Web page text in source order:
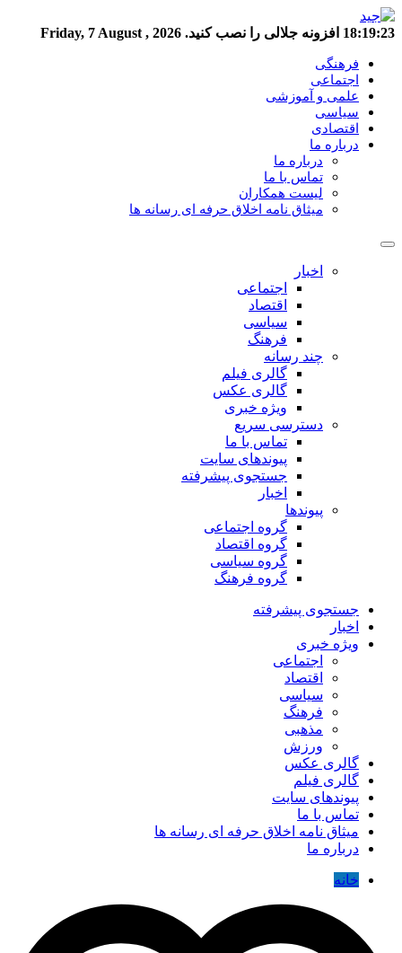
18:19:23 افزونه جلالی را نصب کنید. Friday, 7 August , 2026
فرهنگی
اجتماعی
علمی و آموزشی
سیاسی
اقتصادی
درباره ما
درباره ما
تماس با ما
لیست همکاران
میثاق نامه اخلاق حرفه ای رسانه ها
اخبار
اجتماعی
اقتصاد
سیاسی
فرهنگ
چند رسانه
گالری فیلم
گالری عکس
ویژه خبری
دسترسی سریع
تماس با ما
پیوندهای سایت
جستجوی پیشرفته
اخبار
پیوندها
گروه اجتماعی
گروه اقتصاد
گروه سیاسی
گروه فرهنگ
جستجوی پیشرفته
اخبار
ویژه خبری
اجتماعی
اقتصاد
سیاسی
فرهنگ
مذهبی
ورزش
گالری عکس
گالری فیلم
پیوندهای سایت
تماس با ما
میثاق نامه اخلاق حرفه ای رسانه ها
درباره ما
خانه